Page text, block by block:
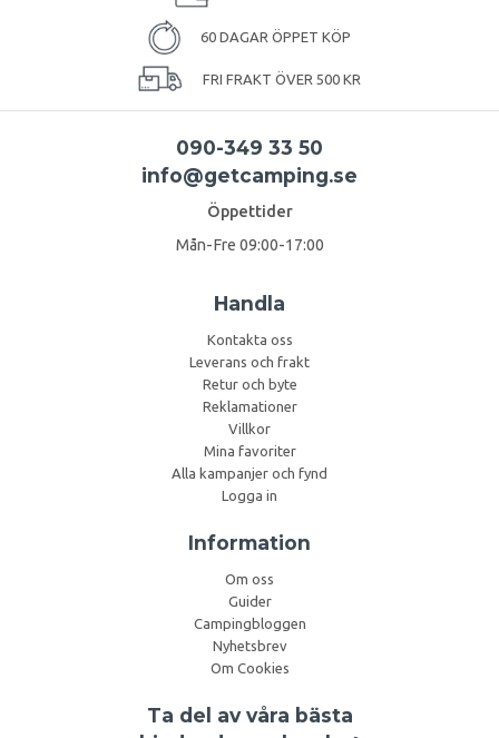
60 DAGAR ÖPPET KÖP
FRI FRAKT ÖVER 500 KR
090-349 33 50
info@getcamping.se
Öppettider
Mån-Fre 09:00-17:00
Handla
Kontakta oss
Leverans och frakt
Retur och byte
Reklamationer
Villkor
Mina favoriter
Alla kampanjer och fynd
Logga in
Information
Om oss
Guider
Campingbloggen
Nyhetsbrev
Om Cookies
Ta del av våra bästa